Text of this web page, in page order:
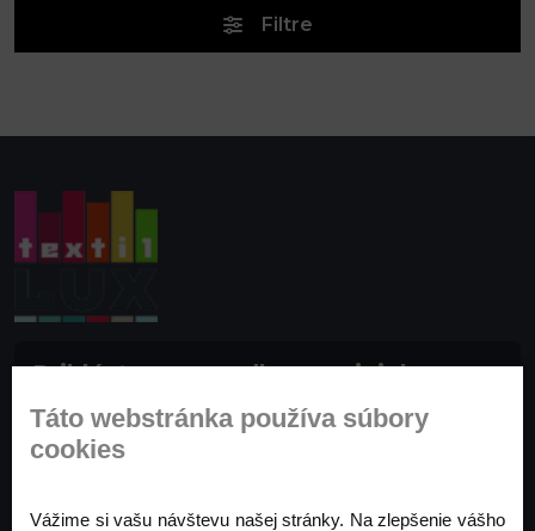
Filtre
Prihláste sa na odber noviniek
Buďte prvý, kto to vie. Zaregistrujte sa na odber
noviniek ešte dnes
Táto webstránka používa súbory
cookies
Vážime si vašu návštevu našej stránky. Na zlepšenie vášho